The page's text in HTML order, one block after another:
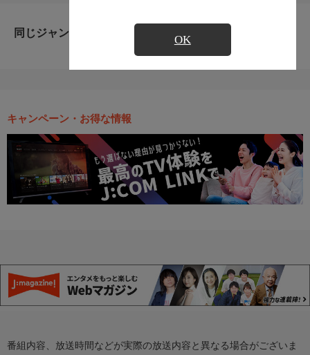
OK
同じジャンルのおすすめ番組
キャンペーン・お得な情報
番組内容、放送時間などが実際の放送内容と異なる場合がございま